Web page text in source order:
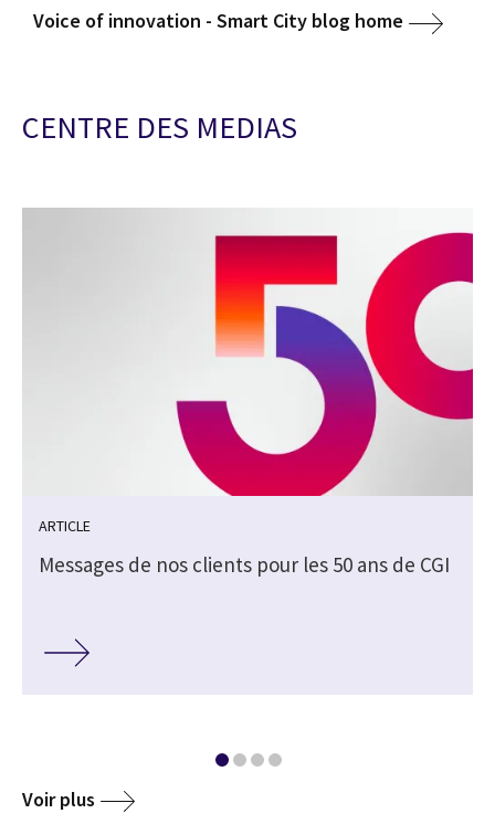
Voice of innovation - Smart City blog home
CENTRE DES MEDIAS
ARTICLE
Messages de nos clients pour les 50 ans de CGI
Voir plus